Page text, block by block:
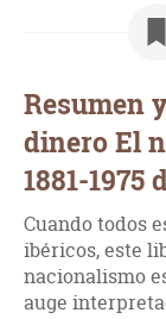
Resumen
dinero El
1881-
Cuando todos
ibéricos, este
nacionalismo
auge